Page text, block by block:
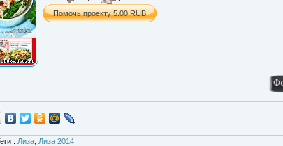
: Лиза, Лиза 2014